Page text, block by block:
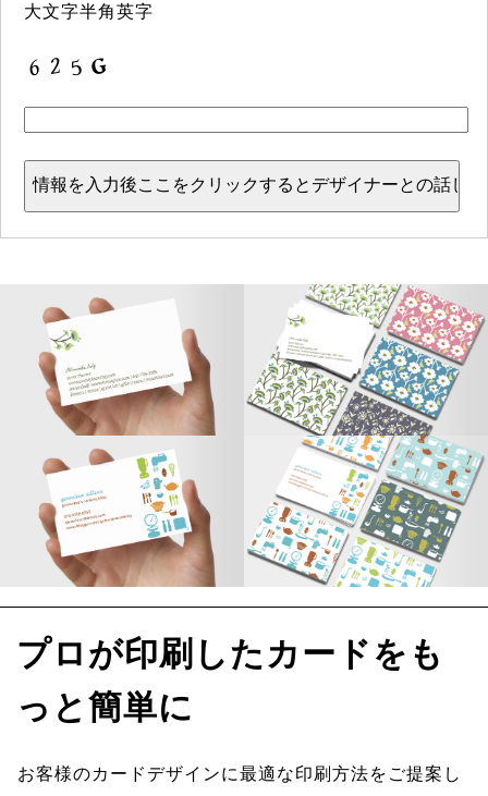
大文字半角英字
プロが印刷したカードをも
っと簡単に
お客様のカードデザインに最適な印刷方法をご提案し